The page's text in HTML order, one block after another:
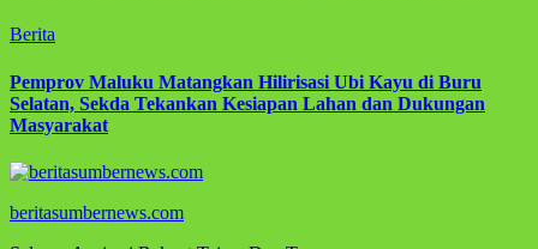
Berita
Pemprov Maluku Matangkan Hilirisasi Ubi Kayu di Buru
Selatan, Sekda Tekankan Kesiapan Lahan dan Dukungan
Masyarakat
beritasumbernews.com